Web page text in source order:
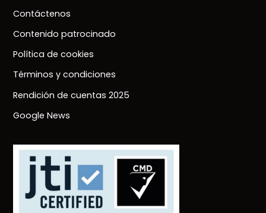
Contáctenos
Contenido patrocinado
Política de cookies
Términos y condiciones
Rendición de cuentas 2025
Google News